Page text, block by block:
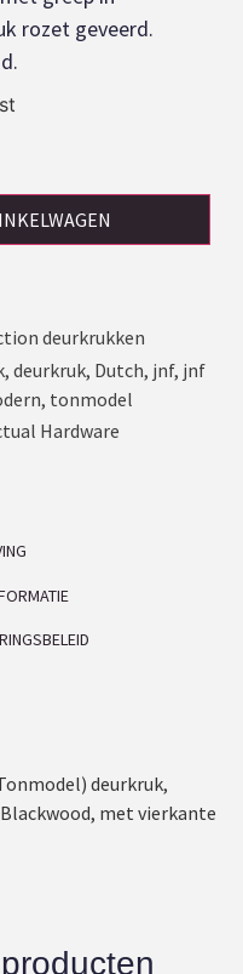
rozet geveerd.
deurkrukken
, deurkruk, Dutch, jnf, jnf
, tonmodel
Hardware
deurkruk,
met vierkante